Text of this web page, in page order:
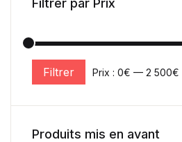
Filtrer par Prix
Prix min
Prix max
Filtrer Prix : 0€ — 2 500€
Produits mis en avant